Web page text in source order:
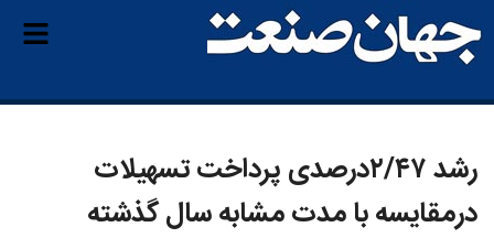
رشد ۲/۴۷‌درصدی پرداخت تسهیلات
درمقایسه با مدت مشابه سال گذشته